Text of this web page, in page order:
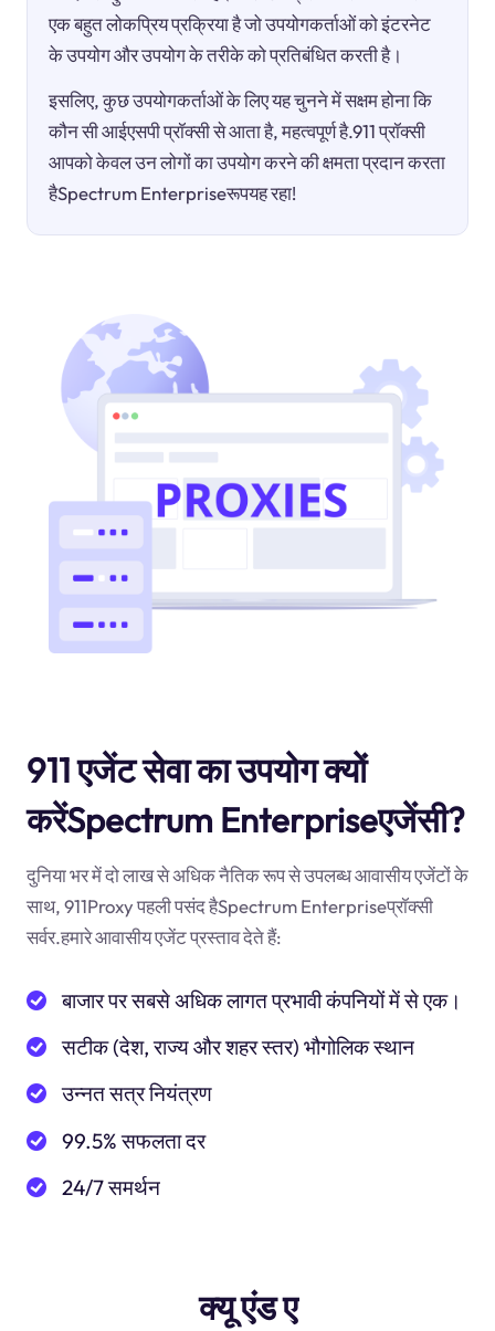
एक बहुत लोकप्रिय प्रक्रिया है जो उपयोगकर्ताओं को इंटरनेट
के उपयोग और उपयोग के तरीके को प्रतिबंधित करती है।
इसलिए, कुछ उपयोगकर्ताओं के लिए यह चुनने में सक्षम होना कि
कौन सी आईएसपी प्रॉक्सी से आता है, महत्वपूर्ण है.911 प्रॉक्सी
आपको केवल उन लोगों का उपयोग करने की क्षमता प्रदान करता
हैSpectrum Enterpriseरूपयह रहा!
911 एजेंट सेवा का उपयोग क्यों
करेंSpectrum Enterpriseएजेंसी?
दुनिया भर में दो लाख से अधिक नैतिक रूप से उपलब्ध आवासीय एजेंटों के
साथ, 911Proxy पहली पसंद हैSpectrum Enterpriseप्रॉक्सी
सर्वर.हमारे आवासीय एजेंट प्रस्ताव देते हैं:
बाजार पर सबसे अधिक लागत प्रभावी कंपनियों में से एक।
सटीक (देश, राज्य और शहर स्तर) भौगोलिक स्थान
उन्नत सत्र नियंत्रण
99.5% सफलता दर
24/7 समर्थन
क्यू एंड ए